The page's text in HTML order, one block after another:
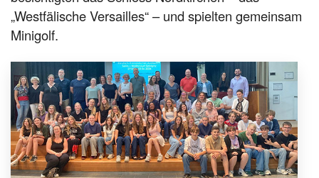
„Westfälische Versailles“ – und spielten gemeinsam
Minigolf.